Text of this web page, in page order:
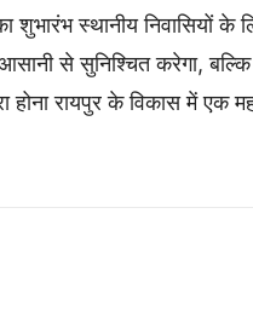
स्थानीय निवासियों के
से सुनिश्चित करेगा, बल्कि
रायपुर के विकास में एक